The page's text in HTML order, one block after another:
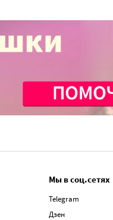
Мы в соц.сетях
Telegram
Дзен